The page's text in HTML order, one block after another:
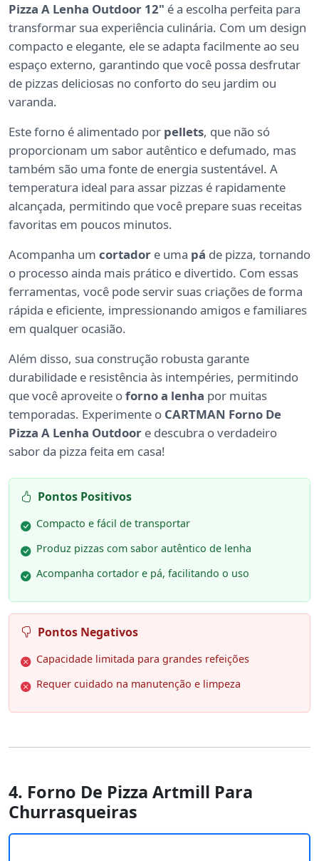
Pizza A Lenha Outdoor 12" é a escolha perfeita para
transformar sua experiência culinária. Com um design
compacto e elegante, ele se adapta facilmente ao seu
espaço externo, garantindo que você possa desfrutar
de pizzas deliciosas no conforto do seu jardim ou
varanda.
Este forno é alimentado por pellets, que não só
proporcionam um sabor autêntico e defumado, mas
também são uma fonte de energia sustentável. A
temperatura ideal para assar pizzas é rapidamente
alcançada, permitindo que você prepare suas receitas
favoritas em poucos minutos.
Acompanha um cortador e uma pá de pizza, tornando
o processo ainda mais prático e divertido. Com essas
ferramentas, você pode servir suas criações de forma
rápida e eficiente, impressionando amigos e familiares
em qualquer ocasião.
Além disso, sua construção robusta garante
durabilidade e resistência às intempéries, permitindo
que você aproveite oforno a lenha por muitas
temporadas. Experimente o CARTMAN Forno De
Pizza A Lenha Outdoor e descubra o verdadeiro
sabor da pizza feita em casa!
Pontos Positivos
Compacto e fácil de transportar
Produz pizzas com sabor autêntico de lenha
Acompanha cortador e pá, facilitando o uso
Pontos Negativos
Capacidade limitada para grandes refeições
Requer cuidado na manutenção e limpeza
4. Forno De Pizza Artmill Para
Churrasqueiras